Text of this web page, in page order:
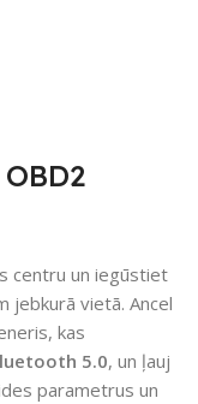
centru un iegūstiet
jebkurā vietā. Ancel
kas
5.0, un ļauj
parametrus un